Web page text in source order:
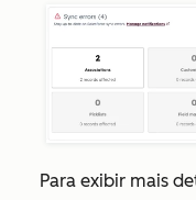
Para exibir mais